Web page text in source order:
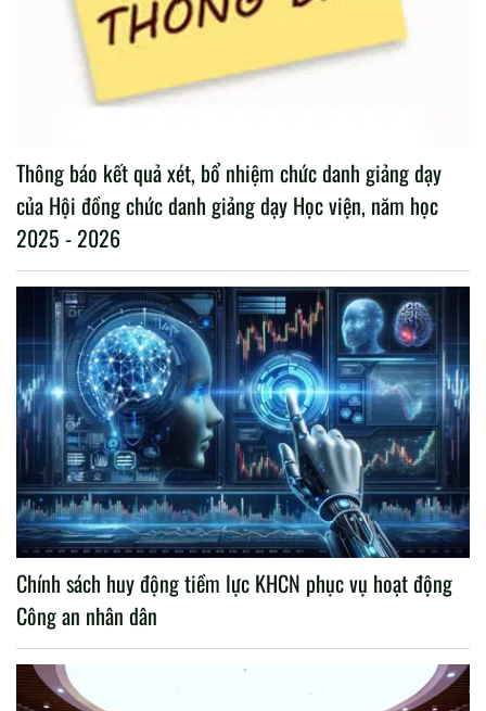
Thông báo kết quả xét, bổ nhiệm chức danh giảng dạy
của Hội đồng chức danh giảng dạy Học viện, năm học
2025 - 2026
Chính sách huy động tiềm lực KHCN phục vụ hoạt động
Công an nhân dân